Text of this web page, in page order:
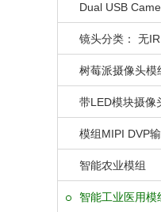
Dual USB
镜头分类： 无
树莓派摄像头模
带LED模块摄像
模组MIPI DVP
智能农业模组
智能工业医用模